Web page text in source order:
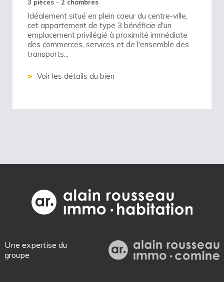
3 pièces - 2 chambres
Idéalement situé en plein coeur du centre-ville,
cet appartement de type 3 bénéficie d'un
emplacement privilégié à proximité immédiate
des commerces, services et de l'ensemble des
transports...
Voir les détails du bien
Une expertise du
groupe